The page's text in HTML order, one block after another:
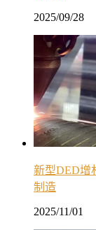
2025/09/28
新型DED增
制造
2025/11/01